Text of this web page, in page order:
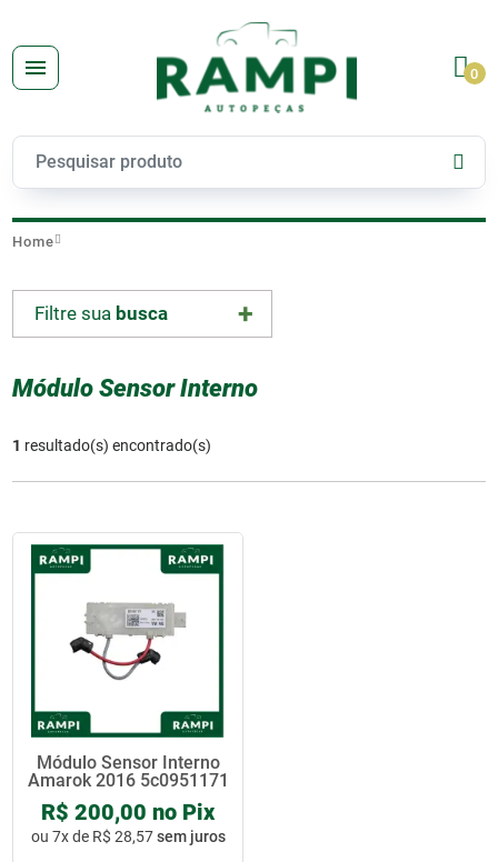
0
Home
Filtre sua busca
Módulo Sensor Interno
1 resultado(s) encontrado(s)
Módulo Sensor Interno
Amarok 2016 5c0951171
R$ 200,00 no Pix
ou 7x de R$ 28,57sem juros